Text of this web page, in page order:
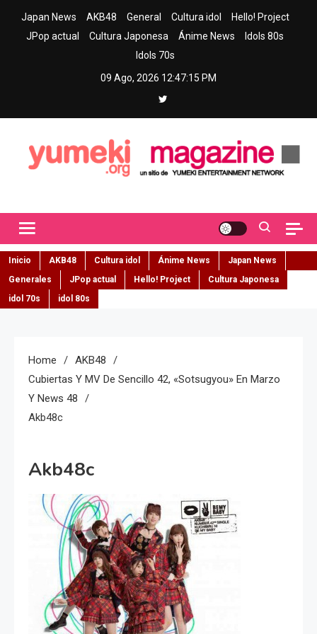
Japan News AKB48 General Cultura idol
Hello! Project
JPop actual
Cultura Japonesa Ánime News
Idols 80s
Idols 70s
09 Ago, 2026 12:47:16 PM
Inicio AKB48 Cultura idol Ánime News
Japan News
Generales
JPop actual Hello! Project
Cultura Japonesa
idol 70s
idol 80s
Home
AKB48
Cubiertas Y MV De Sencillo 42, «Sotsugyou» En Marzo
Y News 48
Akb48c
Akb48c